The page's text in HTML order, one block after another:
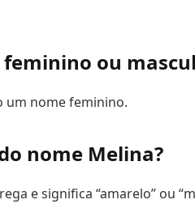
ou
um nome feminino.
nome Melina?
e significa “amarelo” ou